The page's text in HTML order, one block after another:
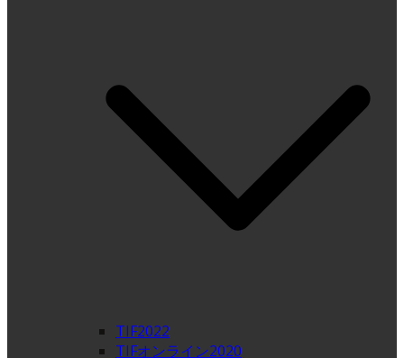
TIF2022
TIFオンライン2020